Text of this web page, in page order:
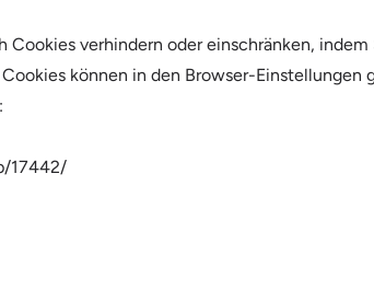
verhindern oder einschränken,
können in den Browser-
17442/